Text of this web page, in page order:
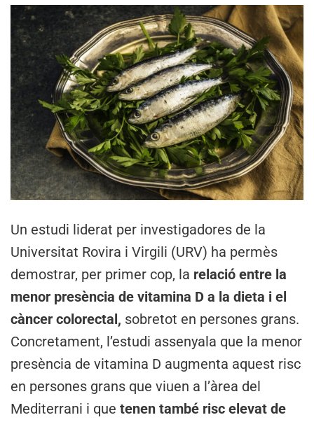
Un estudi liderat per investigadores de la
Universitat Rovira i Virgili (URV) ha permès
demostrar, per primer cop, la relació entre la
menor presència de vitamina D a la dieta i el
càncer colorectal, sobretot en persones grans.
Concretament, l’estudi assenyala que la menor
presència de vitamina D augmenta aquest risc
en persones grans que viuen a l’àrea del
Mediterrani i que tenen també risc elevat de